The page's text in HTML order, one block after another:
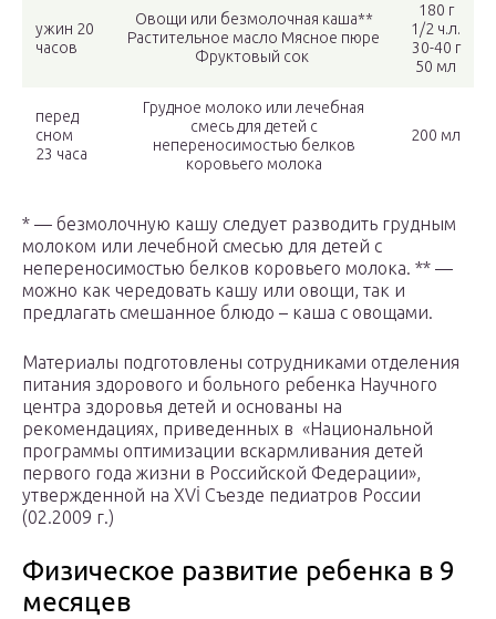
ужин 20
часов
Овощи или безмолочная каша**
Растительное масло Мясное пюре
Фруктовый сок
180 г
1/2 ч.л.
30-40 г
50 мл
перед
сном
23 часа
Грудное молоко или лечебная
смесь для детей с
непереносимостью белков
коровьего молока
200 мл
* — безмолочную кашу следует разводить грудным
молоком или лечебной смесью для детей с
непереносимостью белков коровьего молока. ** —
можно как чередовать кашу или овощи, так и
предлагать смешанное блюдо – каша с овощами.
Материалы подготовлены сотрудниками отделения
питания здорового и больного ребенка Научного
центра здоровья детей и основаны на
рекомендациях, приведенных в «Национальной
программы оптимизации вскармливания детей
первого года жизни в Российской Федерации»,
утвержденной на XVİ Съезде педиатров России
(02.2009 г.)
Физическое развитие ребенка в 9
месяцев